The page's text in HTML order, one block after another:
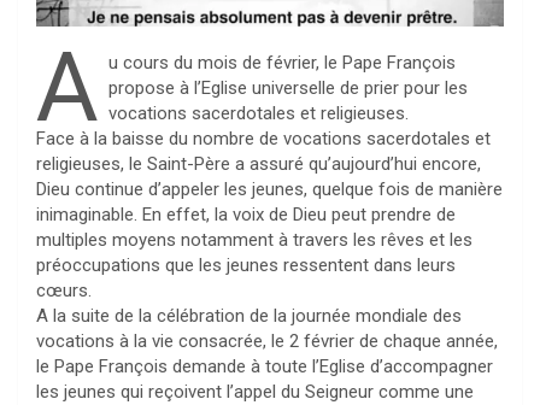
A u cours du mois de février, le Pape François
propose à l’Eglise universelle de prier pour les
vocations sacerdotales et religieuses.
Face à la baisse du nombre de vocations sacerdotales et
religieuses, le Saint-Père a assuré qu’aujourd’hui encore,
Dieu continue d’appeler les jeunes, quelque fois de manière
inimaginable. En effet, la voix de Dieu peut prendre de
multiples moyens notamment à travers les rêves et les
préoccupations que les jeunes ressentent dans leurs
cœurs.
A la suite de la célébration de la journée mondiale des
vocations à la vie consacrée, le 2 février de chaque année,
le Pape François demande à toute l’Eglise d’accompagner
les jeunes qui reçoivent l’appel du Seigneur comme une